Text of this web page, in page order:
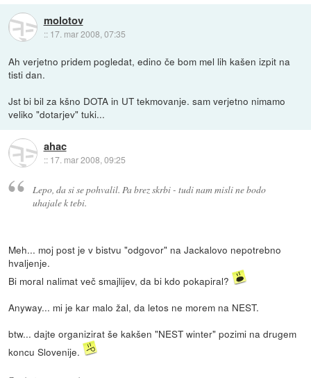
molotov
:: 17. mar 2008, 07:35
Ah verjetno pridem pogledat, edino če bom mel lih kašen izpit na
tisti dan.
Jst bi bil za kšno DOTA in UT tekmovanje. sam verjetno nimamo
veliko "dotarjev" tuki...
ahac
:: 17. mar 2008, 09:25
Lepo, da si se pohvalil. Pa brez skrbi - tudi nam misli ne bodo
uhajale k tebi.
Meh... moj post je v bistvu "odgovor" na Jackalovo nepotrebno
hvaljenje.
Bi moral nalimat več smajlijev, da bi kdo pokapiral?
Anyway... mi je kar malo žal, da letos ne morem na NEST.
btw... dajte organizirat še kakšen "NEST winter" pozimi na drugem
koncu Slovenije.